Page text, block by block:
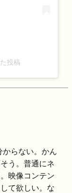
投稿
らない。かん
う。普通にネ
映像コンテン
て欲しい。な